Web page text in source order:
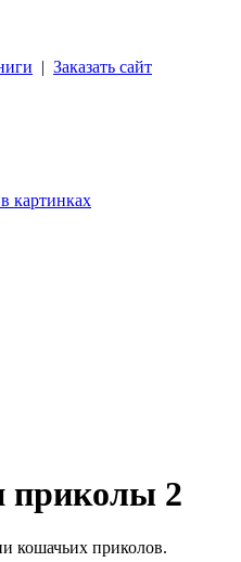
| Заказать сайт
картинках
приколы 2
кошачьих приколов.